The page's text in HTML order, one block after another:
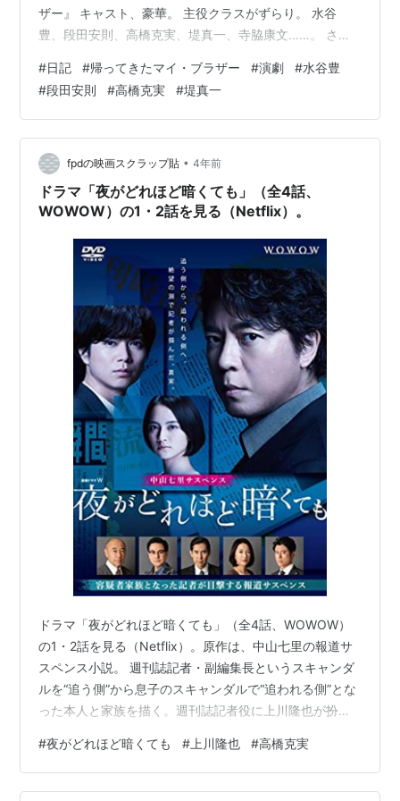
ザー』 キャスト、豪華。 主役クラスがずらり。 水谷
豊、段田安則、高橋克実、堤真一、寺脇康文……。 さす
分以上オーバーしていた。 もちろん、観客はそれもうれ
しい。 満足度の高い公演だった。
#日記 #帰ってきたマイ・ブラザー #演劇 #水谷豊
#段田安則 #高橋克実 #堤真一
fpdの映画スクラップ貼 • 4年前
ドラマ「夜がどれほど暗くても」（全4話、
WOWOW）の1・2話を見る（Netflix）。
ドラマ「夜がどれほど暗くても」（全4話、WOWOW）
の1・2話を見る（Netflix）。原作は、中山七里の報道サ
スペンス小説。 週刊誌記者・副編集長というスキャンダ
ルを“追う側”から息子のスキャンダルで“追われる側”とな
った本人と家族を描く。週刊誌記者役に上川隆也が扮し
は、他人のスキャンダルを暴いて売り上げを伸ばすとい
うやり方に納得でいない社員もいた。 ちまたにあふれる
数々のスキャンダルを暴いて売り上げを伸ばしてきた大
#夜がどれほど暗くても # 上川隆也 #高橋克実